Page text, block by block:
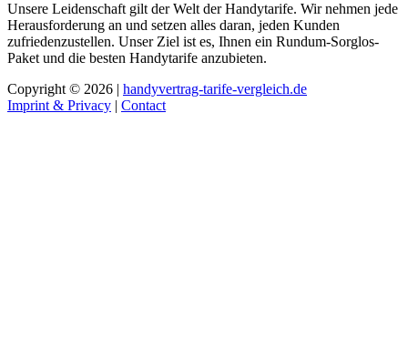
Unsere Leidenschaft gilt der Welt der Handytarife. Wir nehmen jede
Herausforderung an und setzen alles daran, jeden Kunden
zufriedenzustellen. Unser Ziel ist es, Ihnen ein Rundum-Sorglos-
Paket und die besten Handytarife anzubieten.
Copyright © 2026 | handyvertrag-tarife-vergleich.de
Imprint & Privacy | Contact